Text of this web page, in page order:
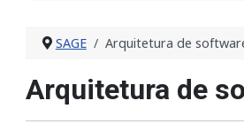
SAGE Arquitetura de
Arquitetura de